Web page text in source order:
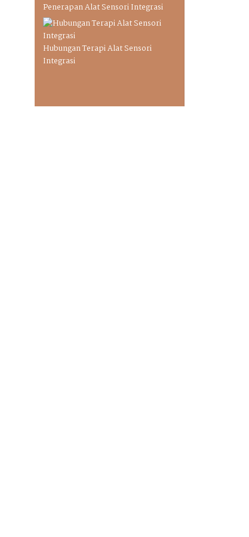
Penerapan Alat Sensori Integrasi
Hubungan Terapi Alat Sensori
Integrasi